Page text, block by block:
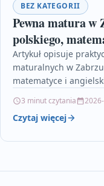
BEZ KATEGORII
Pewna matura
polskiego,
Artykuł opisuje
maturalnych w
matematyce i
3 minut czytania
Czytaj więcej